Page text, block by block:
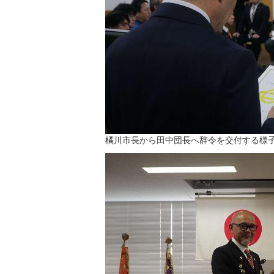
橘川市長から田中団長へ辞令を交付する様